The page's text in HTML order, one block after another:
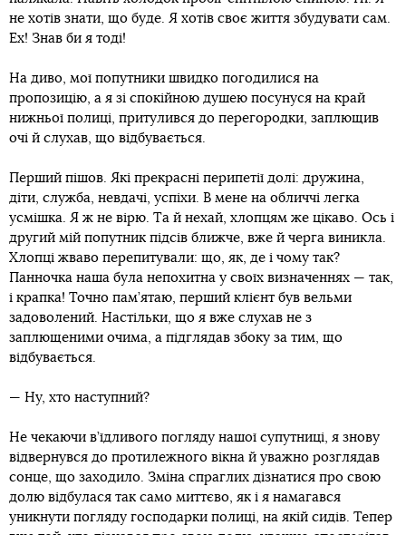
не хотів знати, що буде. Я хотів своє життя збудувати сам.
Ех! Знав би я тоді!
На диво, мої попутники швидко погодилися на
пропозицію, а я зі спокійною душею посунуся на край
нижньої полиці, притулився до перегородки, заплющив
очі й слухав, що відбувається.
Перший пішов. Які прекрасні перипетії долі: дружина,
діти, служба, невдачі, успіхи. В мене на обличчі легка
усмішка. Я ж не вірю. Та й нехай, хлопцям же цікаво. Ось і
другий мій попутник підсів ближче, вже й черга виникла.
Хлопці жваво перепитували: що, як, де і чому так?
Панночка наша була непохитна у своїх визначеннях — так,
і крапка! Точно пам’ятаю, перший клієнт був вельми
задоволений. Настільки, що я вже слухав не з
заплющеними очима, а підглядав збоку за тим, що
відбувається.
— Ну, хто наступний?
Не чекаючи в’їдливого погляду нашої супутниці, я знову
відвернувся до протилежного вікна й уважно розглядав
сонце, що заходило. Зміна спраглих дізнатися про свою
долю відбулася так само миттєво, як і я намагався
уникнути погляду господарки полиці, на якій сидів. Тепер